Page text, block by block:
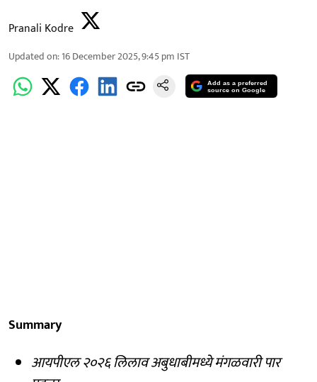
Pranali Kodre
Updated on:16 December 2025, 9:45 pm IST
Add as a preferred
source on Google
Summary
आयपीएल २०२६ लिलाव अबुधाबीमध्ये मंगळवारी पार